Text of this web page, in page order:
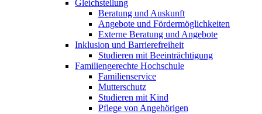
Gleichstellung
Beratung und Auskunft
Angebote und Fördermöglichkeiten
Externe Beratung und Angebote
Inklusion und Barrierefreiheit
Studieren mit Beeinträchtigung
Familiengerechte Hochschule
Familienservice
Mutterschutz
Studieren mit Kind
Pflege von Angehörigen